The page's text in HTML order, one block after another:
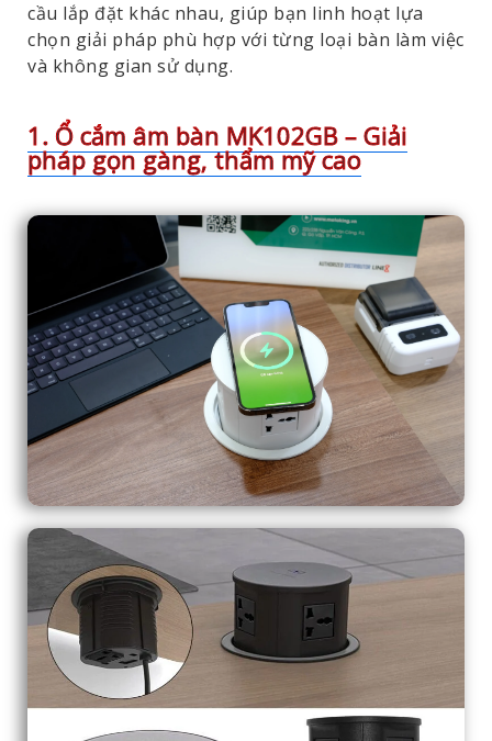
cầu lắp đặt khác nhau, giúp bạn linh hoạt lựa
chọn giải pháp phù hợp với từng loại bàn làm việc
và không gian sử dụng.
1. Ổ cắm âm bàn MK102GB – Giải
pháp gọn gàng, thẩm mỹ cao